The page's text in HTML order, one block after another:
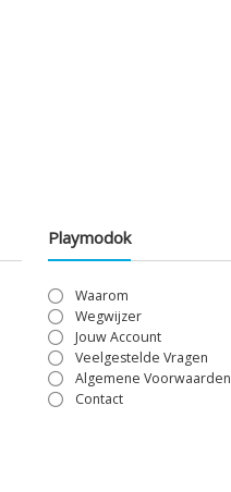
Playmodok
Waarom
Wegwijzer
Jouw Account
Veelgestelde Vragen
Algemene Voorwaarden
Contact